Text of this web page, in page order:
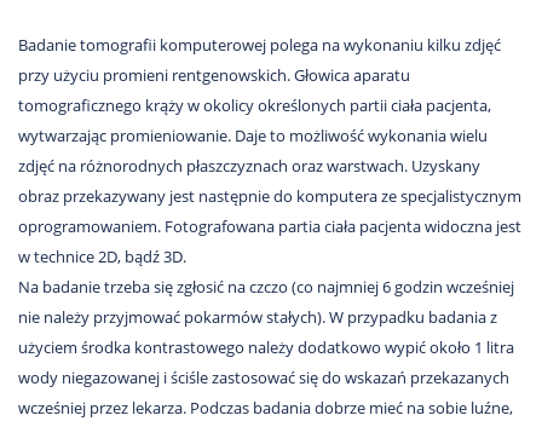
Galeria
Kontakt
801
502
302
Badanie tomografii komputerowej polega na wykonaniu kilku zdjęć
przy użyciu promieni rentgenowskich. Głowica aparatu
tomograficznego krąży w okolicy określonych partii ciała pacjenta,
wytwarzając promieniowanie. Daje to możliwość wykonania wielu
zdjęć na różnorodnych płaszczyznach oraz warstwach. Uzyskany
obraz przekazywany jest następnie do komputera ze specjalistycznym
oprogramowaniem. Fotografowana partia ciała pacjenta widoczna jest
w technice 2D, bądź 3D.
Na badanie trzeba się zgłosić na czczo (co najmniej 6 godzin wcześniej
nie należy przyjmować pokarmów stałych). W przypadku badania z
użyciem środka kontrastowego należy dodatkowo wypić około 1 litra
wody niegazowanej i ściśle zastosować się do wskazań przekazanych
wcześniej przez lekarza. Podczas badania dobrze mieć na sobie luźne,